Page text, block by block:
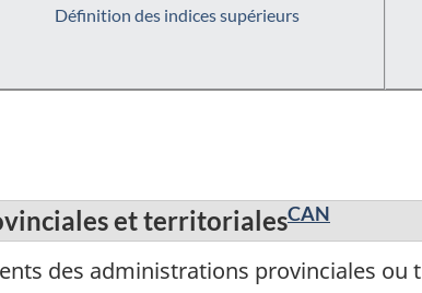
Définition des indices supérieurs
et territorialesCAN
des administrations provinciales